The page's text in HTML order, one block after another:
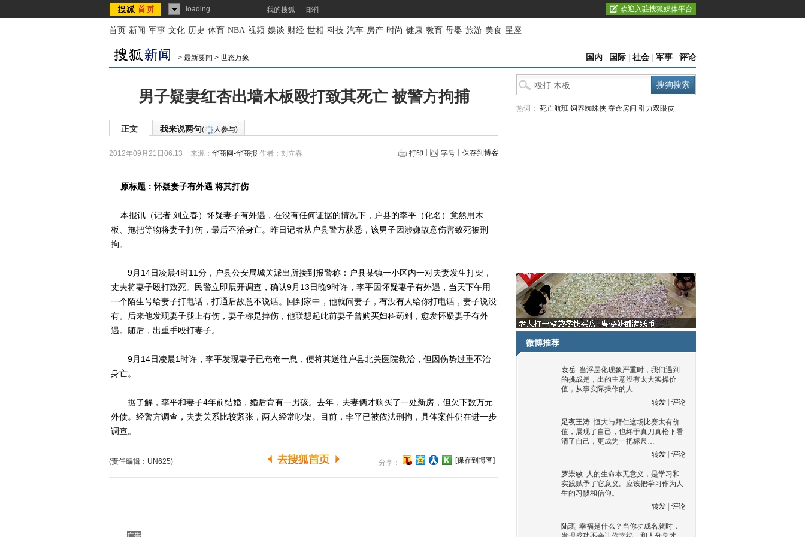
loading... 我的搜狐 邮件 欢迎入驻搜狐媒体平台
首页-新闻-军事-文化-历史-体育-NBA-视频-娱谈-财经-世相-科技-汽车-房产-时尚-健康-教育-母婴-旅游-美食-星座
> 最新要闻 > 世态万象 国内 国际 社会 军事 评论
男子疑妻红杏出墙木板殴打致其死亡 被警方拘捕
正文 我来说两句( 人参与)
2012年09月21日06:13 来源： 华商网-华商报 作者：刘立春 打印 字号 保存到博客
原标题：怀疑妻子有外遇 将其打伤
本报讯（记者 刘立春）怀疑妻子有外遇，在没有任何证据的情况下，户县的李平（化名）竟然用木
板、拖把等物将妻子打伤，最后不治身亡。昨日记者从户县警方获悉，该男子因涉嫌故意伤害致死被刑
拘。
9月14日凌晨4时11分，户县公安局城关派出所接到报警称：户县某镇一小区内一对夫妻发生打架，
丈夫将妻子殴打致死。民警立即展开调查，确认9月13日晚9时许，李平因怀疑妻子有外遇，当天下午用
一个陌生号给妻子打电话，打通后故意不说话。回到家中，他就问妻子，有没有人给你打电话，妻子说没
有。后来他发现妻子腿上有伤，妻子称是摔伤，他联想起此前妻子曾购买妇科药剂，愈发怀疑妻子有外
遇。随后，出重手殴打妻子。
9月14日凌晨1时许，李平发现妻子已奄奄一息，便将其送往户县北关医院救治，但因伤势过重不治
身亡。
据了解，李平和妻子4年前结婚，婚后育有一男孩。去年，夫妻俩才购买了一处新房，但欠下数万元
外债。经警方调查，夫妻关系比较紧张，两人经常吵架。目前，李平已被依法刑拘，具体案件仍在进一步
调查。
(责任编辑：UN625) 分享： [保存到博客]
热词： 死亡航班 饲养蜘蛛侠 夺命房间 引力双眼皮
微博推荐
袁岳 当浮层化现象严重时，我们遇到
的挑战是，出的主意没有太大实操价
值，从事实际操作的人…
转发
评论
足夜王涛 恒大与拜仁这场比赛太有价
值，展现了自己，也终于真刀真枪下看
清了自己，更成为一把标尺…
转发
评论
罗崇敏 人的生命本无意义，是学习和
实践赋予了它意义。应该把学习作为人
生的习惯和信仰。
转发
评论
陆琪 幸福是什么？当你功成名就时，